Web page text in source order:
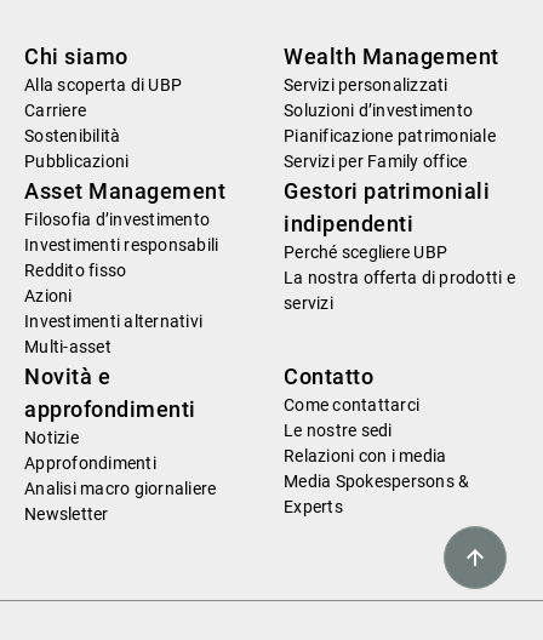
Chi siamo
Alla scoperta di UBP
Carriere
Sostenibilità
Pubblicazioni
Wealth Management
Servizi personalizzati
Soluzioni d’investimento
Pianificazione patrimoniale
Servizi per Family office
Asset Management
Filosofia d’investimento
Investimenti responsabili
Reddito fisso
Azioni
Investimenti alternativi
Multi-asset
Gestori patrimoniali
indipendenti
Perché scegliere UBP
La nostra offerta di prodotti e
servizi
Novità e
approfondimenti
Notizie
Approfondimenti
Analisi macro giornaliere
Newsletter
Contatto
Come contattarci
Le nostre sedi
Relazioni con i media
Media Spokespersons &
Experts